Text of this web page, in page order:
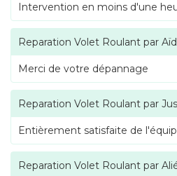
Intervention en moins d'une
Reparation Volet Roulant par
Merci de votre dépannage
Reparation Volet Roulant par
Entièrement satisfaite de
Reparation Volet Roulant par